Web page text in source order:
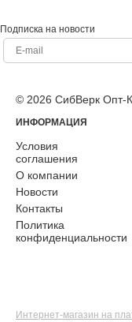
Подписка на новости
© 2026 СибВерк Опт-
ИНФОРМАЦИЯ
Условия
соглашения
О компании
Новости
Контакты
Политика
конфиденциальности
Интернет-магазин на